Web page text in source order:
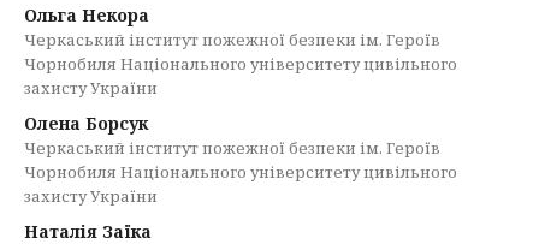
Ольга Некора
Черкаський інститут пожежної безпеки ім. Героїв
Чорнобиля Національного університету цивільного
захисту України
Олена Борсук
Черкаський інститут пожежної безпеки ім. Героїв
Чорнобиля Національного університету цивільного
захисту України
Наталія Заїка